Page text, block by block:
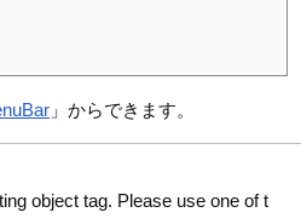
」からできます。
object tag. Please use one of t